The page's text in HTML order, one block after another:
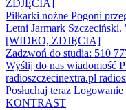
ZDJĘCIA]
Piłkarki nożne Pogoni
Letni Jarmark
[WIDEO, ZDJĘCIA]
Zadzwoń do studia: 510
Wyślij do nas wiadomość
radioszczecinextra.pl
Posłuchaj teraz Logowanie
KONTRAST